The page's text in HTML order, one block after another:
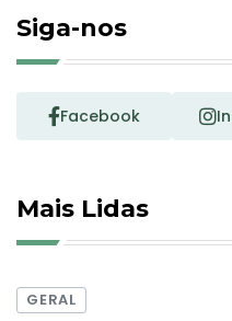
Siga-nos
Facebook
Mais Lidas
GERAL